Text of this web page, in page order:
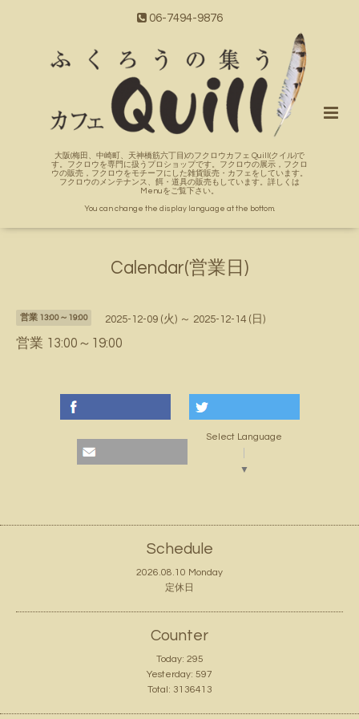
06-7494-9876
大阪(梅田、中崎町、天神橋筋六丁目)のフクロウカフェ Quill(クイル)で
す。フクロウを専門に扱うプロショップです。フクロウの展示，フクロ
ウの販売，フクロウをモチーフにした雑貨販売・カフェをしています。
フクロウのメンテナンス、餌・道具の販売もしています。詳しくは
Menuをご覧下さい。
You can change the display language at the bottom.
Calendar(営業日)
営業 13:00～19:00 2025-12-09 (火) ～ 2025-12-14 (日)
営業 13:00～19:00
Select Language
▼
Schedule
2026.08.10 Monday
定休日
Counter
Today: 295
Yesterday: 597
Total: 3136413